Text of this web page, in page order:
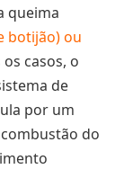
queima
botijão) ou
casos, o
de
por um
do